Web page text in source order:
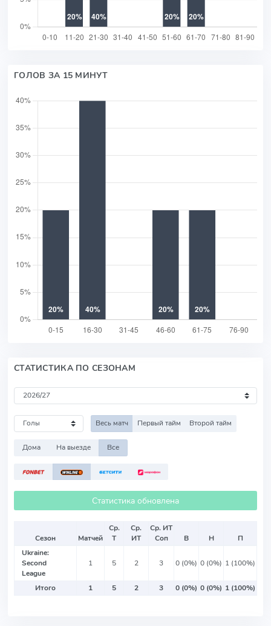
ГОЛОВ ЗА 15 МИНУТ
СТАТИСТИКА ПО СЕЗОНАМ
Весь матч Первый тайм Второй тайм
Дома На выезде Все
Статистика обновлена
Сезон Матчей
Ср.
Т
Ср.
ИТ
Ср. ИТ
Соп
В Н
П
Ukraine:
Second
League
1 5 2 3 0 (0%) 0 (0%) 1 (100%)
Итого 1 5 2 3 0 (0%) 0 (0%) 1 (100%)